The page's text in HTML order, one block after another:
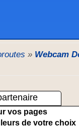
» Webcam
vos pages
de votre choix